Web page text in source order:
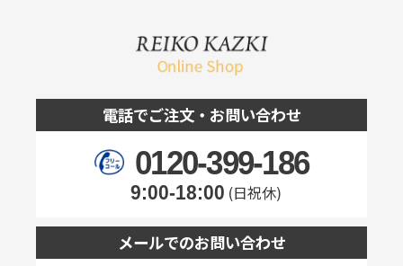
電話でご注文・お問い合わせ
0120-399-186
9:00-18:00 (日祝休)
メールでのお問い合わせ